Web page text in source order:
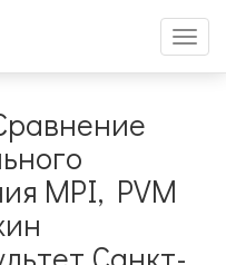
меню
MPI, PVM